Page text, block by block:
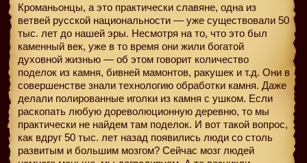
Кроманьонцы, а это практически славяне, одна из
ветвей русской национальности — уже существовали 50
тыс. лет до нашей эры. Несмотря на то, что это был
каменный век, уже в то время они жили богатой
духовной жизнью — об этом говорит количество
поделок из камня, бивней мамонтов, ракушек и т.д. Они в
совершенстве знали технологию обработки камня. Даже
делали полированные иголки из камня с ушком. Если
раскопать любую дореволюционную деревню, то мы
практически не найдем там поделок. И вот такой вопрос,
как вдруг 50 тыс. лет назад появились люди со столь
развитым и большим мозгом? Сейчас мозг людей